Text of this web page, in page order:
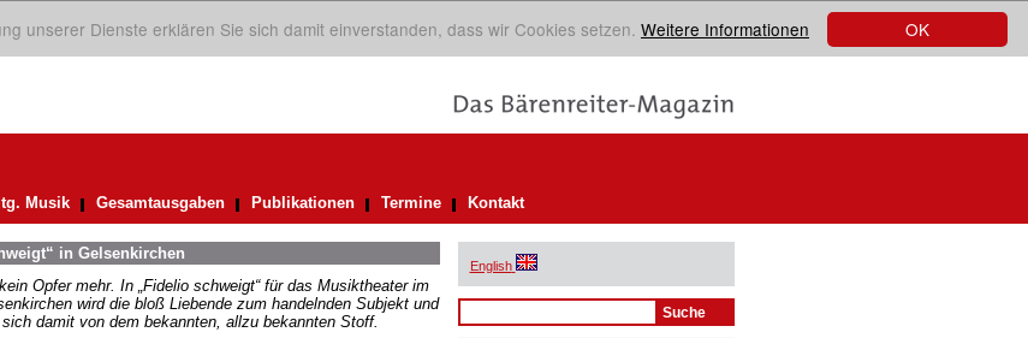
OK
unserer Dienste erklären Sie sich damit einverstanden, dass wir Cookies setzen. Weitere Informationen
Musik Gesamtausgaben Publikationen Termine Kontakt
in Gelsenkirchen
Opfer mehr. In „Fidelio schweigt“ für das Musiktheater im
wird die bloß Liebende zum handelnden Subjekt und
damit von dem bekannten, allzu bekannten Stoff.
English